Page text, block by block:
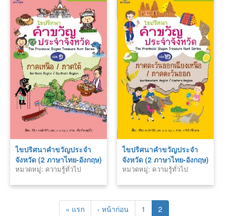
ไขปริศนาคำขวัญประจำ
จังหวัด (2 ภาษาไทย-อังกฤษ)
เล่ม 1 ภาคเหนือ-ภาคใต้
หมวดหมู่: ความรู้ทั่วไป
ไขปริศนาคำขวัญประจำ
จังหวัด (2 ภาษาไทย-อังกฤษ)
เล่ม 2 ภาคตะวันออก-ภาค
หมวดหมู่: ความรู้ทั่วไป
« แรก ‹ หน้าก่อน 1 2